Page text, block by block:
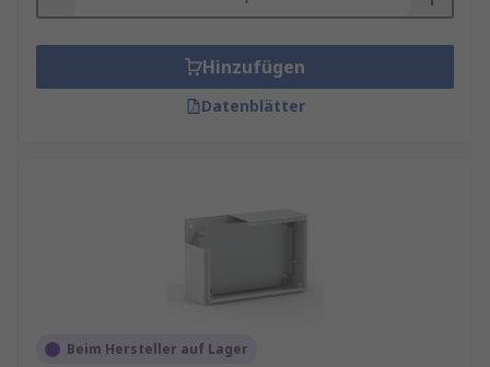
Hinzufügen
Datenblätter
Beim Hersteller auf Lager